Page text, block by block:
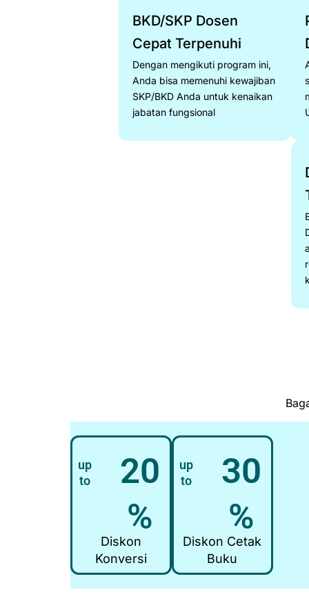
BKD/SKP Dosen
Cepat Terpenuhi
Dengan mengikuti program ini,
Anda bisa memenuhi kewajiban
SKP/BKD Anda untuk kenaikan
jabatan fungsional
up
to
20
%
Diskon
Konversi
up
to
30
%
Diskon Cetak
Buku